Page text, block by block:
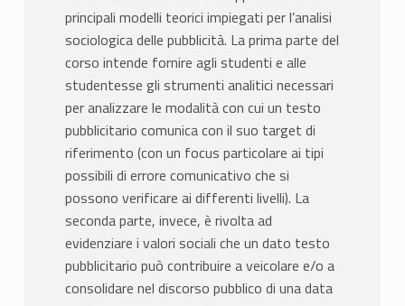
principali modelli teorici impiegati per l’analisi
sociologica delle pubblicità. La prima parte del
corso intende fornire agli studenti e alle
studentesse gli strumenti analitici necessari
per analizzare le modalità con cui un testo
pubblicitario comunica con il suo target di
riferimento (con un focus particolare ai tipi
possibili di errore comunicativo che si
possono verificare ai differenti livelli). La
seconda parte, invece, è rivolta ad
evidenziare i valori sociali che un dato testo
pubblicitario può contribuire a veicolare e/o a
consolidare nel discorso pubblico di una data